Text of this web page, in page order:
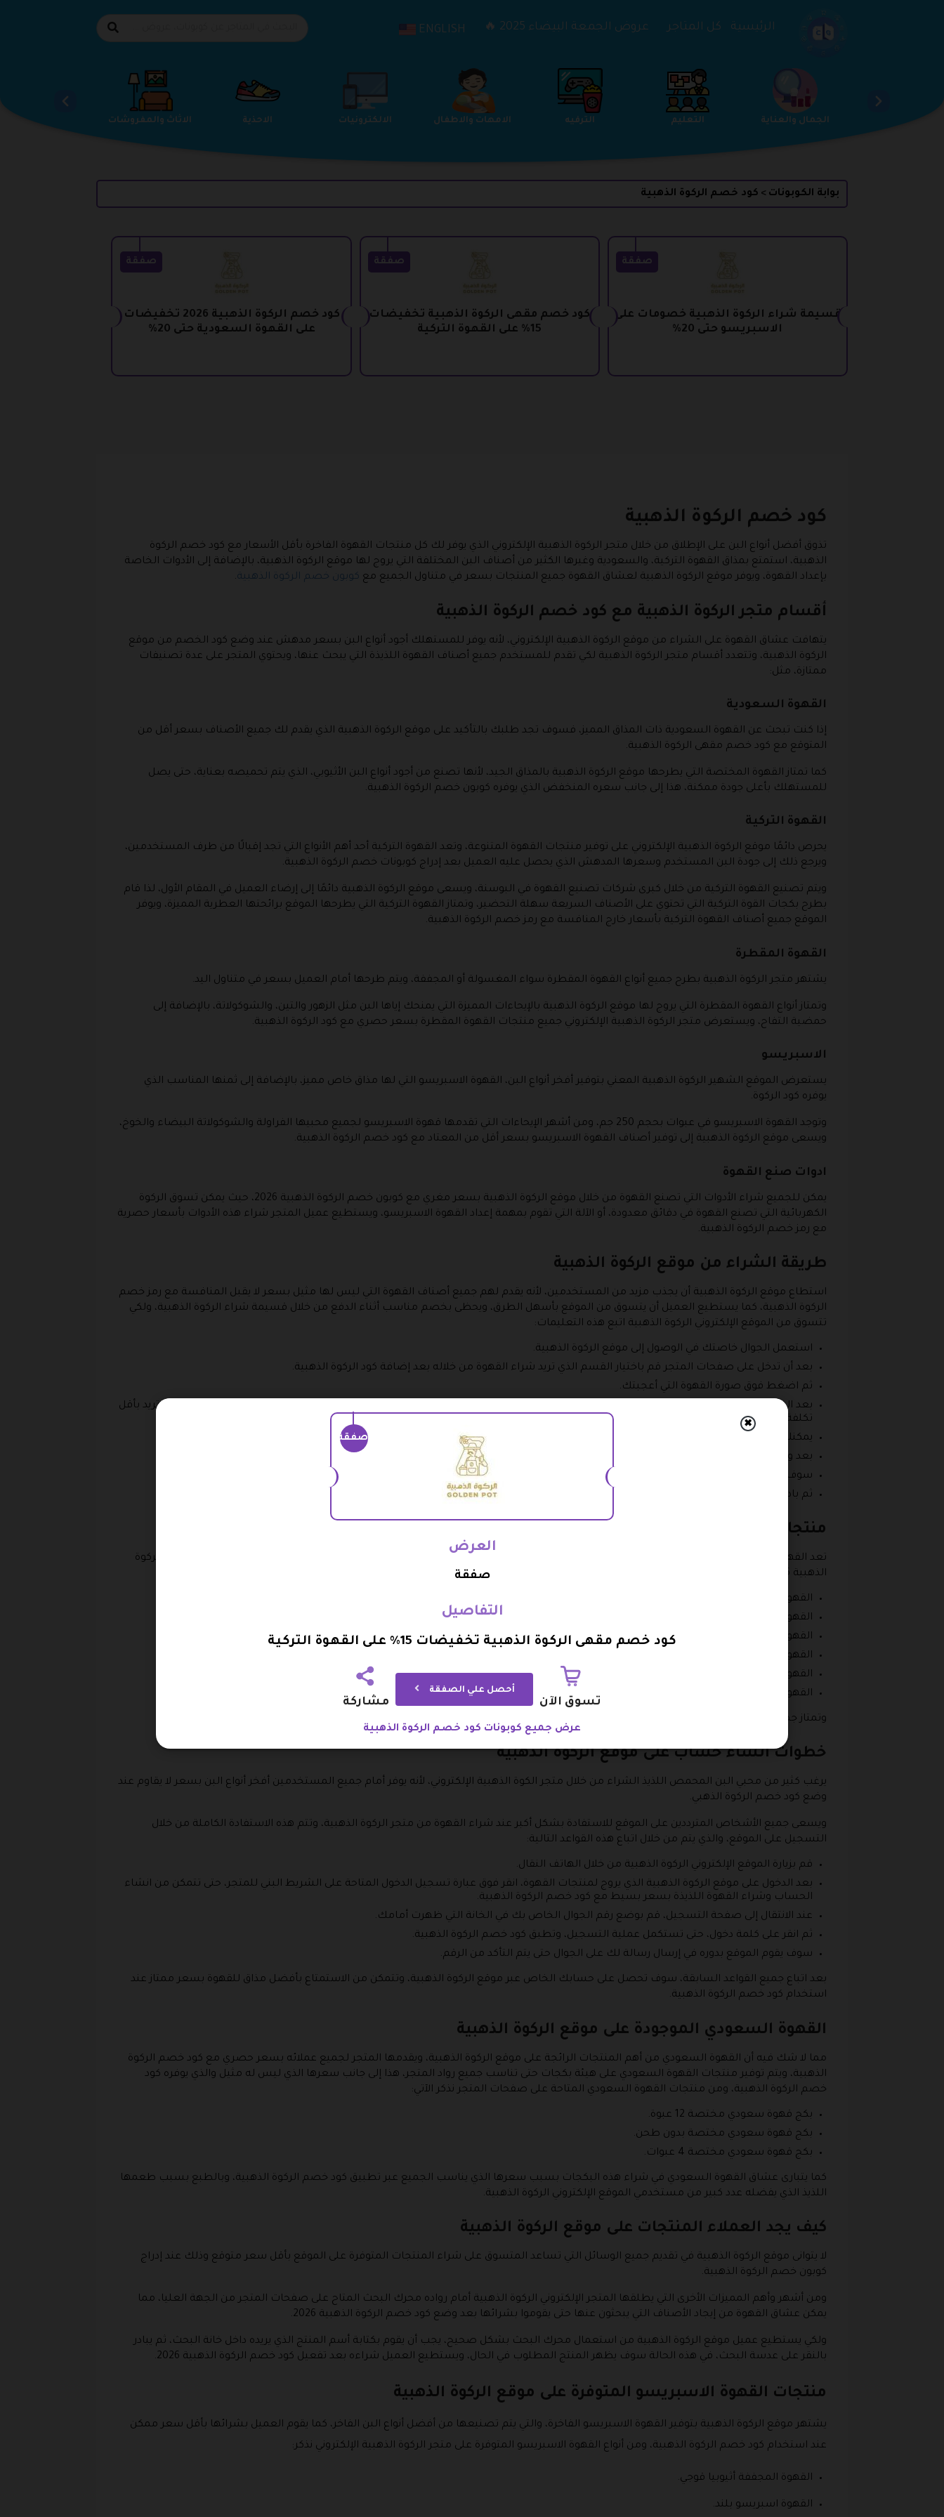
الرئيسية كل المتاجر عروض الجمعة البيضاء 2025 🔥 ENGLISH
استضافة المواقع الاثاث والمفروشات الاحذية الالكترونيات الامهات والاطفال الترفيه التعليم الجمال والعناية الخدمات
بوابة الكوبونات > كود خصم الركوة الذهبية
صفقة
قسيمة شراء الركوة الذهبية خصومات على
الاسبريسو حتى 20%
صفقة
كود خصم مقهى الركوة الذهبية تخفيضات
15% على القهوة التركية
صفقة
كود خصم الركوة الذهبية 2026 تخفيضات
على القهوة السعودية حتى 20%
كود خصم الركوة الذهبية
تذوق أفضل أنواع البن على الإطلاق من خلال متجر الركوة الذهبية الإلكتروني الذي يوفر لك كل منتجات القهوة الفاخرة بأقل الأسعار مع كود خصم الركوة
الذهبية، استمتع بمذاق القهوة التركية، والسعودية وغيرها الكثير من أصناف البن المختلفة التي يروج لها موقع الركوة الذهبية، بالإضافة إلى الأدوات الخاصة
بإعداد القهوة، ويوفر موقع الركوة الذهبية لعشاق القهوة جميع المنتجات بسعر في متناول الجميع مع كوبون خصم الركوة الذهبية.
أقسام متجر الركوة الذهبية مع كود خصم الركوة الذهبية
يتهافت عشاق القهوة على الشراء من موقع الركوة الذهبية الإلكتروني، لأنه يوفر للمستهلك أجود أنواع البن بسعر مدهش عند وضع كود الخصم من موقع
الركوة الذهبية، وتتعدد أقسام متجر الركوة الذهبية لكي تقدم للمستخدم جميع أصناف القهوة اللذيذة التي يبحث عنها، ويحتوي المتجر على عدة تصنيفات
ممتازة، مثل:
القهوة السعودية
إذا كنت تبحث عن القهوة السعودية ذات المذاق المميز، فسوف تجد طلبك بالتأكيد على موقع الركوة الذهبية الذي يقدم لك جميع الأصناف بسعر أقل من
المتوقع مع كود خصم مقهى الركوة الذهبية.
كما تمتاز القهوة المختصة التي يطرحها موقع الركوة الذهبية بالمذاق الجيد، لأنها تصنع من أجود أنواع البن الأثيوبي، الذي يتم تحميصه بعناية، حتى يصل
للمستهلك بأعلى جودة ممكنة، هذا إلى جانب سعره المنخفض الذي يوفره كوبون خصم الركوة الذهبية.
القهوة التركية
يحرص دائمًا موقع الركوة الذهبية الإلكتروني على توفير منتجات القهوة المتنوعة، وتعد القهوة التركية أحد أهم الأنواع التي تجد إقبالًا من طرف المستخدمين،
ويرجع ذلك إلى جودة البن المستخدم وسعرها المدهش الذي يحصل عليه العميل بعد إدراج كوبونات خصم الركوة الذهبية.
ويتم تصنيع القهوة التركية من خلال كبرى شركات تصنيع القهوة في البوسنة، ويسعى موقع الركوة الذهبية دائمًا إلى إرضاء العميل في المقام الأول، لذا قام
بطرح بكجات القوة التركية التي تحتوي على الأصناف السريعة سهلة التحضير، وتمتاز القهوة التركية التي يطرحها الموقع برائحتها العطرية المميزة، ويوفر
الموقع جميع أصناف القهوة التركية بأسعار خارج المنافسة مع رمز خصم الركوة الذهبية.
القهوة المقطرة
يشتهر متجر الركوة الذهبية بطرح جميع أنواع القهوة المقطرة سواء المغسولة أو المجففة، ويتم طرحها أمام العميل بسعر في متناول اليد.
وتمتاز أنواع القهوة المقطرة التي يروج لها موقع الركوة الذهبية بالإيحاءات المميزة التي يمنحك إياها البن مثل الزهور والتين، والشوكولاتة، بالإضافة إلى
حمضية التفاح، ويستعرض متجر الركوة الذهبية الإلكتروني جميع منتجات القهوة المقطرة بسعر حصري مع كود الركوة الذهبية.
الاسبريسو
يستعرض الموقع الشهير الركوة الذهبية المعني بتوفير أفخر أنواع البن، القهوة الاسبريسو التي لها مذاق خاص مميز، بالإضافة إلى ثمنها المناسب الذي
يوفره كود الركوة.
وتوجد القهوة الاسبريسو في عبوات بحجم 250 جم، ومن أشهر الإيحاءات التي تقدمها قهوة الاسبريسو لجميع محبيها الفراولة والشوكولاتة البيضاء والخوخ،
ويسعى موقع الركوة الذهبية إلى توفير أصناف القهوة الاسبريسو بسعر أقل من المعتاد مع كود خصم الركوة الذهبية.
ادوات صنع القهوة
يمكن للجميع شراء الأدوات التي تصنع القهوة من خلال موقع الركوة الذهبية بسعر مغري مع كوبون خصم الركوة الذهبية 2026، حيث يمكن تسوق الركوة
الكهربائية التي تصنع القهوة في دقائق معدودة، أو الآلة التي تقوم بمهمة إعداد القهوة الاسبريسو، ويستطيع عميل المتجر شراء هذه الأدوات بأسعار حصرية
مع رمز خصم الركوة الذهبية.
طريقة الشراء من موقع الركوة الذهبية
استطاع موقع الركوة الذهبية أن يجذب مزيد من المستخدمين، لأنه يقدم لهم جميع أصناف القهوة التي ليس لها مثيل بسعر لا يقبل المنافسة مع رمز خصم
الركوة الذهبية، كما يستطيع العميل أن يتسوق من الموقع بأسهل الطرق، ويحظى بخصم مناسب أثناء الدفع من خلال قسيمة شراء الركوة الذهبية، ولكي
تتسوق من الموقع الإلكتروني الركوة الذهبية اتبع هذه التعليمات:
استعمل الجوال خاصتك في الوصول إلى موقع الركوة الذهبية.
بعد أن تدخل على صفحات المتجر قم باختيار القسم الذي تريد شراء القهوة من خلاله بعد إضافة كود الركوة الذهبية.
ثم اضغط فوق صورة القهوة التي أعجبتك.
بعد الضغط على الصورة سوف تجد أمامك الصفحة الخاصة بالمنتج، حدد الكمية المطلوبة، ثم انقر على أضف إلى حقيبة الشراء، حتى تتسوق ما تريد بأقل
تكلفة.
يمكنك الآن الخروج من صفحة المنتج، والذهاب للتسوق مرة أخرى، ووضع منتجات القهوة داخل حقيبة الشراء بنفس الطريقة السابقة.
بعد وضع كل ما تريد داخل الحقيبة، توجه إلى الحقيبة، وقوم بالنقر عليها، ثم اختر مواصلة الدفع.
سوف تظهر أمامك الآن صفحة الدفع، قم بوضع كوبون خصم الركوة الذهبية حتى تحصل على التخفيض الذي تريد.
ثم بادر باختيار طريقة السداد الملائمة لك، ولا تغفل وضع معلومات التوصيل، حتى تحصل على الطلبية في أسرع وقت.
منتجات القهوة المقطرة المتاحة عبر موقع الركوة الذهبية
تعد القهوة المقطرة أحد أهم وأشهر الأنواع التي تستقطب العملاء، ويقوم العميل بشرائها بسعر أقل من المتعارف عليه عند استعمال كود خصم الركوة
الذهبية 2026، لذا يعرض الموقع مجموعة متنوعة من القهوة المقطرة حتى تلبي احتياجات كافة المستهلكين مثل:
القهوة المغسولة جواتيميلا ال سابيتو.
القهوة المجففة أثيوبيا قوجي.
القهوة المغسولة أثيوبيا ماشا.
القهوة المجففة كوستاريكا لابيكا.
القهوة المجففة كولمبيا هولا.
القهوة المغسولة كولمبيا نيرا.
وتمتاز جميع منتجات القهوة المغسولة بجودتها الفائقة ومذاقها الذي لا يقاوم، هذا إلى جانب سعرها المدهش الذي يوفره كود خصم الركوة الذهبية.
خطوات انشاء حساب على موقع الركوة الذهبية
يرغب كثير من محبي البن المحمص اللذيذ الشراء من خلال متجر الكوة الذهبية الإلكتروني، لأنه يوفر أمام جميع المستخدمين أفخر أنواع البن بسعر لا يقاوم عند
وضع كود خصم الركوة الذهبي.
ويسعى جميع الأشخاص المترددين على الموقع للاستفادة بشكل أكبر عند شراء القهوة من متجر الركوة الذهبية، وتتم هذه الاستفادة الكاملة من خلال
التسجيل على الموقع، والذي يتم من خلال اتباع هذه القواعد التالية:
قم بزيارة الموقع الإلكتروني الركوة الذهبية من خلال الهاتف النقال.
بعد الدخول على موقع الركوة الذهبية الذي يروج لمنتجات القهوة، انقر فوق عبارة تسجيل الدخول المتاحة على الشريط البني للمتجر، حتى تتمكن من انشاء
الحساب وشراء القهوة اللذيذة بسعر بسيط مع كود خصم الركوة الذهبية.
عند الانتقال إلى صفحة التسجيل، قم بوضع رقم الجوال الخاص بك في الخانة التي ظهرت أمامك.
ثم انقر على كلمة دخول، حتى تستكمل عملية التسجيل، وتطبق كود خصم الركوة الذهبية.
سوف يقوم الموقع بدوره في إرسال رسالة لك على الجوال حتى يتم التأكد من الرقم.
بعد اتباع جميع القواعد السابقة، سوف تحصل على حسابك الخاص عبر موقع الركوة الذهبية، وتتمكن من الاستمتاع بأفضل مذاق للقهوة بسعر ممتاز عند
استخدام كود خصم الركوة الذهبية.
القهوة السعودي الموجودة على موقع الركوة الذهبية
مما لا شك فيه أن القهوة السعودي من أهم المنتجات الرائجة على موقع الركوة الذهبية، ويقدمها المتجر لجميع عملائه بسعر حصري مع كود خصم الركوة
الذهبية، ويتم توفير منتجات القهوة السعودي على هيئة بكجات حتى تناسب جميع رواد المتجر، هذا إلى جانب سعرها الذي ليس له مثيل والذي يوفره كود
خصم الركوة الذهبية، ومن منتجات القهوة السعودي المتاحة على صفحات المتجر نذكر الآتي:
بكج قهوة سعودي مختصة 12 عبوة.
بكج قهوة سعودي مختصة بدون طحن.
بكج قهوة سعودي مختصة 4 عبوات.
كما يتبارى عشاق القهوة السعودي في شراء هذه البكجات بسبب سعرها الذي يناسب الجميع عبر تطبيق كود خصم الركوة الذهبية، وبالطبع بسبب طعمها
اللذيذ الذي يفضله عدد كبير من مستخدمي الموقع الإلكتروني الركوة الذهبية.
كيف يجد العملاء المنتجات على موقع الركوة الذهبية
لا يتوانى موقع الركوة الذهبية في تقديم جميع الوسائل التي تساعد المتسوق على شراء المنتجات المتوفرة على الموقع بأقل سعر متوقع وذلك عند إدراج
كوبون خصم الركوة الذهبية.
ومن أشهر وأهم المميزات الأخرى التي يطلقها المتجر الإلكتروني الركوة الذهبية أمام رواده محرك البحث المتاح على صفحات المتجر من الجهة العليا، مما
يمكن عشاق القهوة من إيجاد الأصناف التي يبحثون عنها حتى يقوموا بشرائها بعد وضع كود خصم الركوة الذهبية 2026.
ولكي يستطيع عميل موقع الركوة الذهبية من استعمال محرك البحث بشكل صحيح، يجب أن يقوم بكتابة أسم المنتج الذي يريده داخل خانة البحث، ثم يبادر
بالنقر على عدسة البحث، في هذه الحالة سوف يظهر المنتج المطلوب في الحال، ويستطيع العميل شراءه بعد تفعيل كود خصم الركوة الذهبية 2026.
منتجات القهوة الاسبريسو المتوفرة على موقع الركوة الذهبية
يشتهر موقع الركوة الذهبية بتوفير القهوة الاسبريسو الفاخرة، والتي يتم تصنيعها من أفضل أنواع البن الفاخر، كما يقوم العميل بشرائها بأقل سعر ممكن
عند استخدام كود خصم الركوة الذهبية، ومن أنواع القهوة الاسبريسو المتوفرة على متجر الركوة الذهبية الإلكتروني نذكر:
القهوة المجففة أثيوبيا قوجي.
القهوة اسبريسو بلند.
صفقة
✖
العرض
صفقة
التفاصيل
كود خصم مقهى الركوة الذهبية تخفيضات 15% على القهوة التركية
تسوق الآن
أحصل علي الصفقة
مشاركة
عرض جميع كوبونات كود خصم الركوة الذهبية